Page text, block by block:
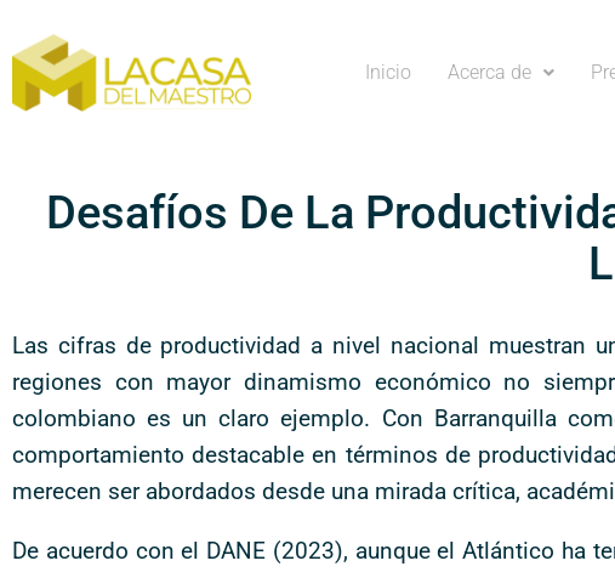
Inicio Acerca de
Desafíos De La
Las cifras de productividad a nivel nacional muestran
regiones con mayor dinamismo económico no
colombiano es un claro ejemplo. Con Barranquilla
comportamiento destacable en términos de
merecen ser abordados desde una mirada crítica,
De acuerdo con el DANE (2023), aunque el Atlántico ha